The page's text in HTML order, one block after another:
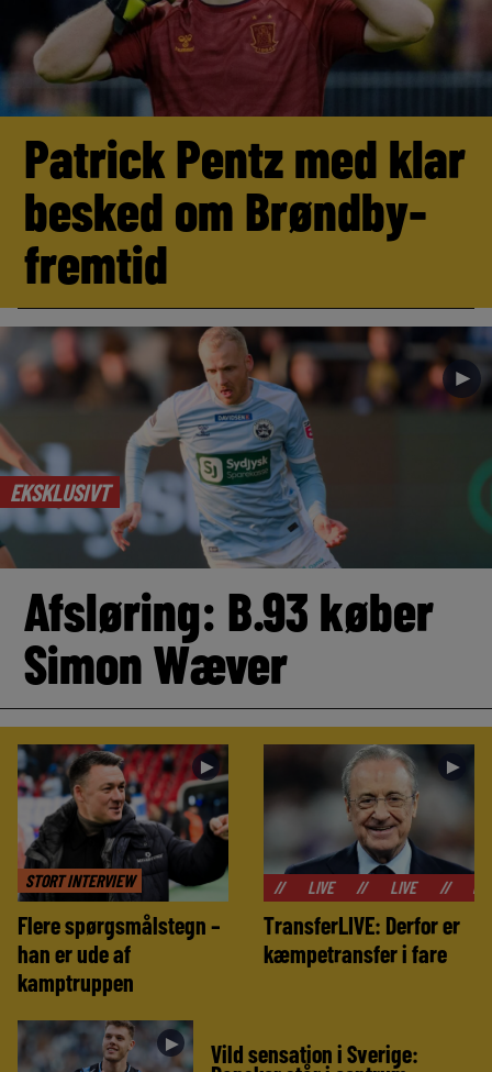
Patrick Pentz med klar
besked om Brøndby-
fremtid
EKSKLUSIVT
►
Afsløring: B.93 køber
Simon Wæver
STORT INTERVIEW
►
Flere spørgsmålstegn –
han er ude af
kamptruppen
►
// LIVE LIVE //
TransferLIVE: Derfor er
kæmpetransfer i fare
► Vild sensation i Sverige: